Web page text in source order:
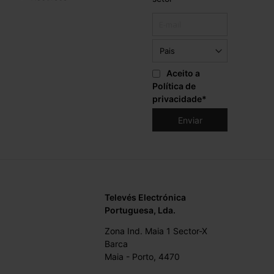
Aceito a
Política de
privacidade*
Televés Electrónica
Portuguesa, Lda.
Zona Ind. Maia 1 Sector-X
Barca
Maia - Porto, 4470